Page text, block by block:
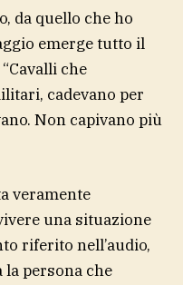
da quello che ho
emerge tutto il
che
cadevano per
Non capivano più
veramente
una situazione
riferito nell’audio,
la persona che